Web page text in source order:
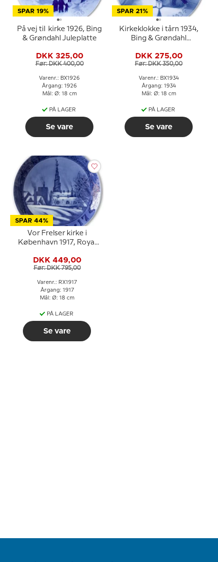
SPAR 19%
På vej til kirke 1926, Bing
& Grøndahl Juleplatte
DKK 325,00
Før: DKK 400,00
Varenr.: BX1926
Årgang: 1926
Mål: Ø: 18 cm
PÅ LAGER
Se vare
SPAR 21%
Kirkeklokke i tårn 1934,
Bing & Grøndahl
DKK 275,00
Før: DKK 350,00
Varenr.: BX1934
Årgang: 1934
Mål: Ø: 18 cm
PÅ LAGER
Se vare
SPAR 44%
Vor Frelser kirke i
København 1917, Royal
DKK 449,00
Før: DKK 795,00
Varenr.: RX1917
Årgang: 1917
Mål: Ø: 18 cm
PÅ LAGER
Se vare